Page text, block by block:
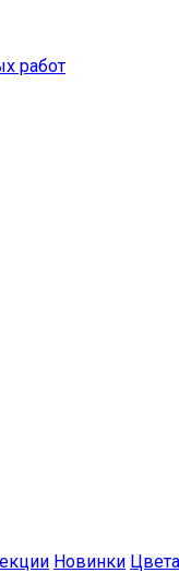
работ
Новинки Цвета